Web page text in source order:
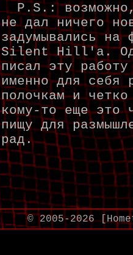
P.S.: возможно,
не дал ничего
задумывались на
Silent Hill'а.
писал эту
именно для себя
полочкам и
кому-то еще это
пищу для
рад.
© 2005-2026